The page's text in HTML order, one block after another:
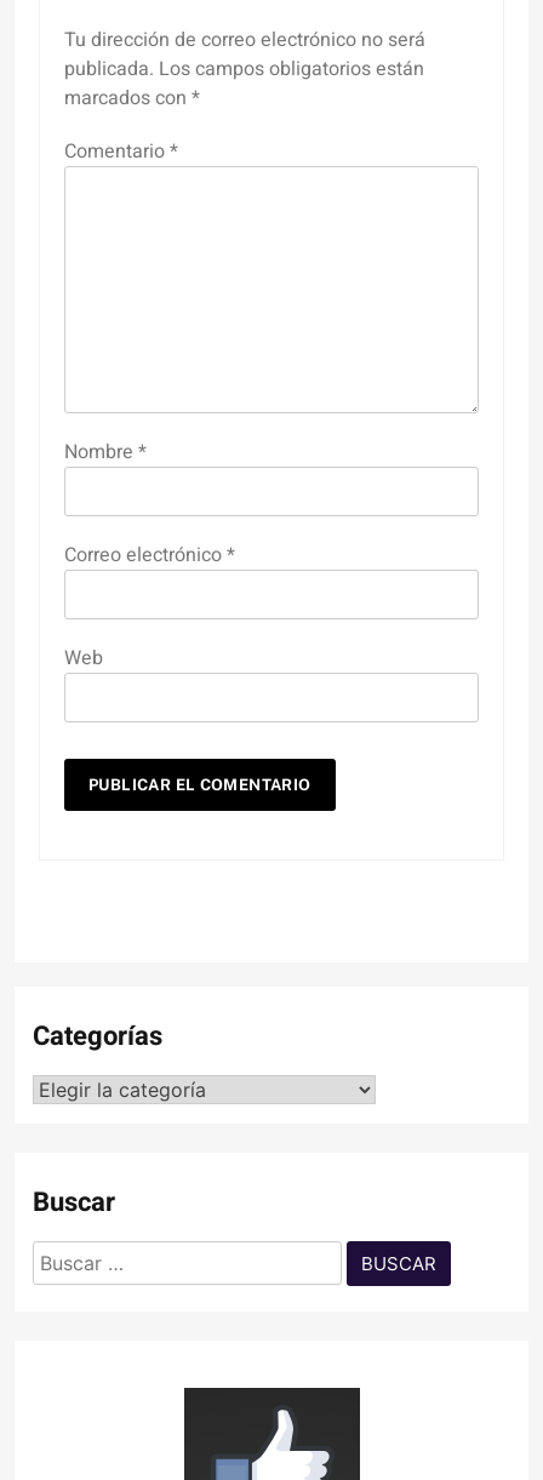
Tu dirección de correo electrónico no será
publicada. Los campos obligatorios están
marcados con *
Comentario*
Nombre *
Correo electrónico*
Web
Categorías
Categorías
Buscar
Buscar: